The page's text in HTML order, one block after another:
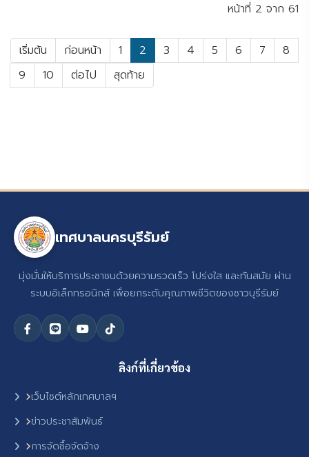
หน้าที่ 2 จาก 61
เริ่มต้น ก่อนหน้า 1 2 3 4 5 6 7
8
9
10 ต่อไป สุดท้าย
เทศบาลนครบุรีรัมย์
มุ่งมั่นให้บริการประชาชนด้วยความรวดเร็ว โปร่งใส และทันสมัย ผ่าน
ระบบอิเล็กทรอนิกส์ เพื่อยกระดับคุณภาพชีวิตของชาวบุรีรัมย์
ลิงก์ที่เกี่ยวข้อง
เว็บไซต์หลักเทศบาลฯ
ข่าวประชาสัมพันธ์
การจัดซื้อจัดจ้าง